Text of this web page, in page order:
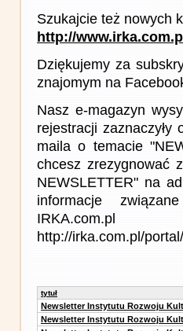
Szukajcie też nowych
http://
Dziękujemy za
znajomym na
Nasz e-magazyn
rejestracji zaznaczyły
maila o temacie
chcesz zrezygnować
NEWSLETTER" na
informacje
http://irka.com.pl/
tytuł
Newsletter Instytutu Rozwoju
Newsletter Instytutu Rozwoju